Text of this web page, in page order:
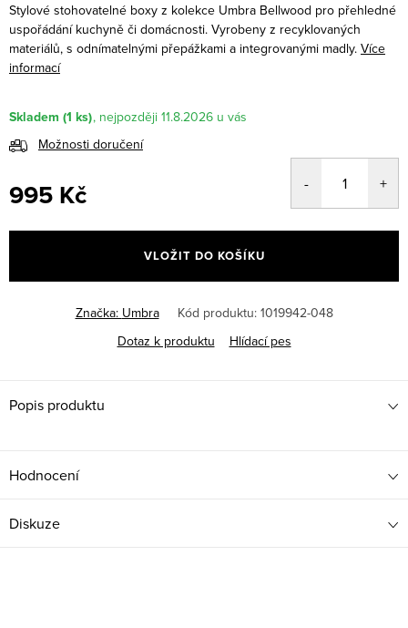
Stylové stohovatelné boxy z kolekce Umbra Bellwood pro přehledné
uspořádání kuchyně či domácnosti. Vyrobeny z recyklovaných
materiálů, s odnímatelnými přepážkami a integrovanými madly. Více
informací
Skladem (1 ks)
11.8.2026
Možnosti doručení
995 Kč
cena:
VLOŽIT DO KOŠÍKU
Značka: Umbra Kód produktu: 1019942-048
Dotaz k produktu
Hlídací pes
Popis produktu
Hodnocení
Diskuze